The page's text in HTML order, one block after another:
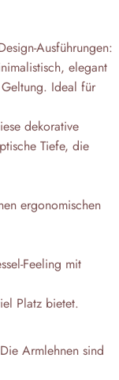
Ausführungen:
elegant
Ideal für
dekorative
Tiefe, die
ergonomischen
Feeling mit
Platz bietet.
Armlehnen sind